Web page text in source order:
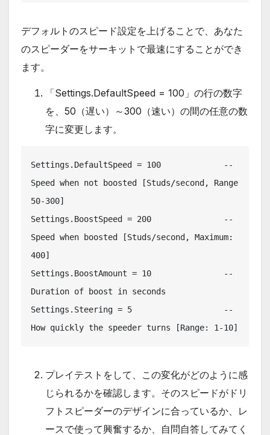
デフォルトのスピード設定を上げることで、あなた
のスピーダーをサーキットで最速にすることができ
ます。
「Settings.DefaultSpeed = 100」の行の数字
を、50（遅い）～300（速い）の間の任意の数
字に変更します。
Settings.DefaultSpeed = 100		--
Speed when not boosted [Studs/second, Range
50-300]
Settings.BoostSpeed = 200		--
Speed when boosted [Studs/second, Maximum:
400]
Settings.BoostAmount = 10		--
Duration of boost in seconds
Settings.Steering = 5			--
How quickly the speeder turns [Range: 1-10]
プレイテストをして、この変化がどのように感
じられるかを確認します。そのスピードがドリ
フトスピーダーのデザインに合っているか、レ
ースで使って興奮するか、自問自答してみてく